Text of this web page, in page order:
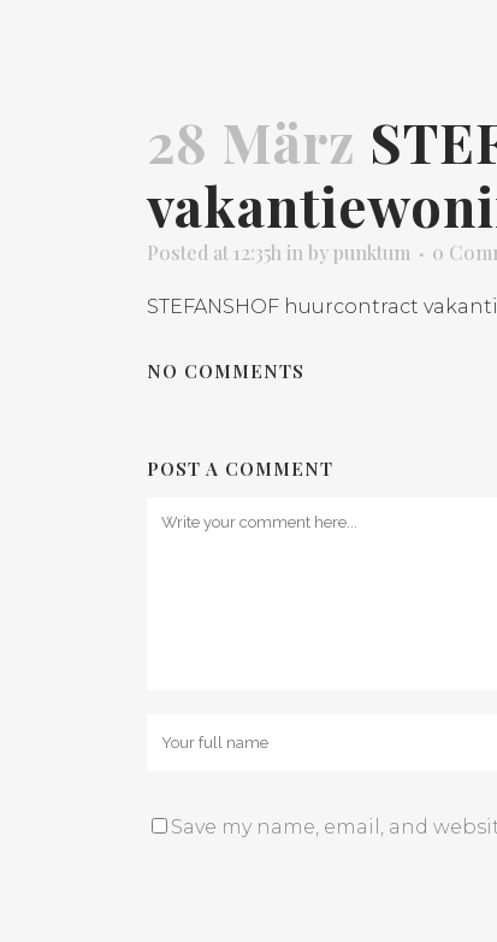
28 März
Posted at 12:35h in bypunktum 0
STEFANSHOF huurcontract
NO COMMENTS
POST A COMMENT
Save my name, email, and